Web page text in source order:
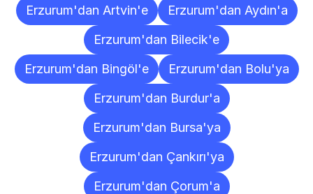
Erzurum'dan Artvin'e
Erzurum'dan Aydın'a
Erzurum'dan Bilecik'e
Erzurum'dan Bingöl'e
Erzurum'dan Bolu'ya
Erzurum'dan Burdur'a
Erzurum'dan Bursa'ya
Erzurum'dan Çankırı'ya
Erzurum'dan Çorum'a